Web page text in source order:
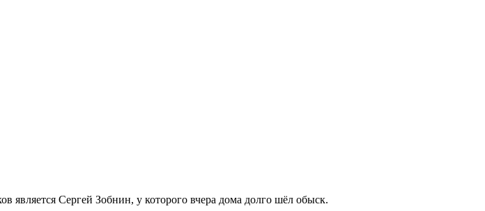
является Сергей Зобнин, у которого вчера дома долго шёл обыск.